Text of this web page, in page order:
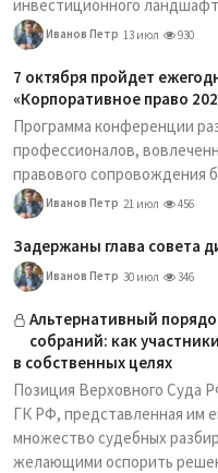
инвестиционного
Иванов Петр 13 июл 930
7 октября пройдет
«Корпоративное право
Программа конференции
профессионалов,
правового сопровождения
Иванов Петр 21 июл 456
Задержаны глава совета
Иванов Петр 30 июл 346
Альтернативный
собраний: как
в собственных целях
Позиция Верховного Суда
ГК РФ, представленная им
множество судебных
желающими оспорить